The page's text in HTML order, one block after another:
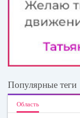
Популярные теги
Область